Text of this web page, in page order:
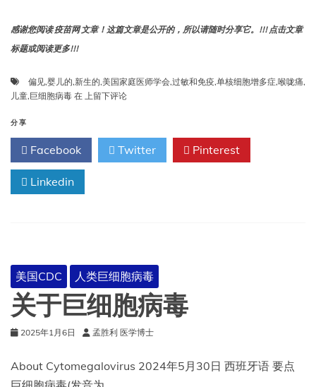
感谢您阅读 疫苗网 文章！这篇文章是公开的，所以请随时分享它。!!! 点击文章
标题或阅读更多!!!
偏见,婴儿的,新生的,美国家庭医师学会,过敏和免疫,单核细胞增多症,喉咙痛,
儿童,巨细胞病毒 在 巨
病
美
家
会
上留下评论
分享
Facebook Twitter Pinterest
Linkedin
美国CDC 人类巨细胞病毒
关于巨细胞病毒
2025年1月6日 孟胜利 医学博士
About Cytomegalovirus 2024年5月30日 西班牙语 要点